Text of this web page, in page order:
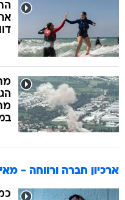
ארכיון חברה ורווחה - מאי